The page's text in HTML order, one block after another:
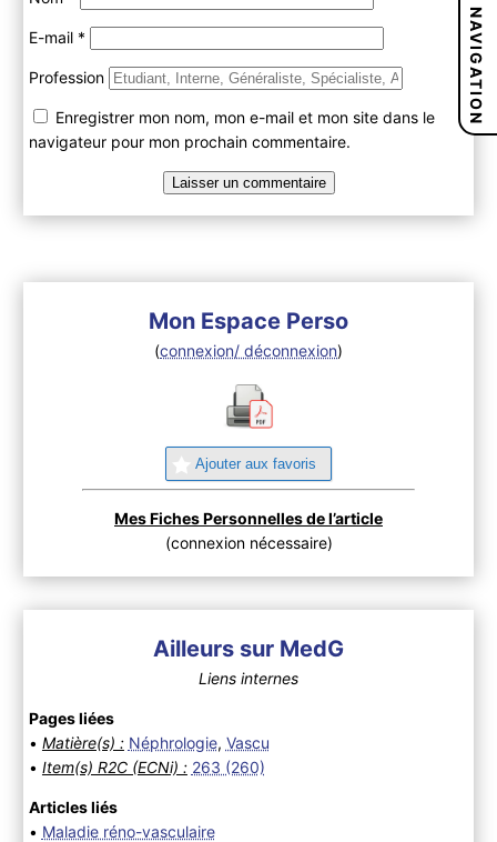
E-mail *
Profession
Enregistrer mon nom, mon e-mail et mon site dans le
navigateur pour mon prochain commentaire.
Mon Espace Perso
(connexion/ déconnexion)
Ajouter aux favoris
Mes Fiches Personnelles de l’article
(connexion nécessaire)
Ailleurs sur MedG
Liens internes
Pages liées
• Matière(s) : Néphrologie, Vascu
• Item(s) R2C (ECNi) : 263 (260)
Articles liés
• Maladie réno-vasculaire
NAVIGATION